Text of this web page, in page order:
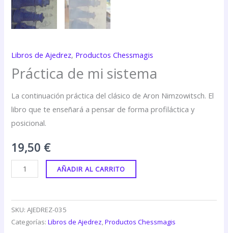
Libros de Ajedrez, Productos Chessmagis
Práctica de mi sistema
La continuación práctica del clásico de Aron Nimzowitsch. El
libro que te enseñará a pensar de forma profiláctica y
posicional.
19,50 €
AÑADIR AL CARRITO
SKU:AJEDREZ-035
Categorías:Libros de Ajedrez,Productos Chessmagis